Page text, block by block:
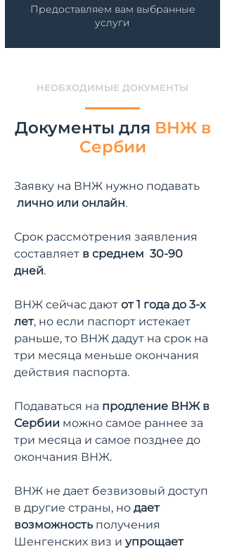
Предоставляем вам выбранные
услуги
НЕОБХОДИМЫЕ ДОКУМЕНТЫ
Документы для ВНЖ в
Сербии
Заявку на ВНЖ нужно подавать
лично или онлайн.
Срок рассмотрения заявления
составляет в среднем 30-90
дней.
ВНЖ сейчас дают от 1 года до 3-х
лет, но если паспорт истекает
раньше, то ВНЖ дадут на срок на
три месяца меньше окончания
действия паспорта.
Подаваться на продление ВНЖ в
Сербии можно самое раннее за
три месяца и самое позднее до
окончания ВНЖ.
ВНЖ не дает безвизовый доступ
в другие страны, но дает
возможность получения
Шенгенских виз и упрощает